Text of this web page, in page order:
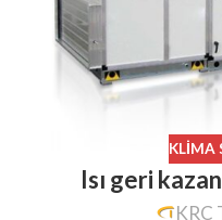
KLIMA
Isı geri
KRC